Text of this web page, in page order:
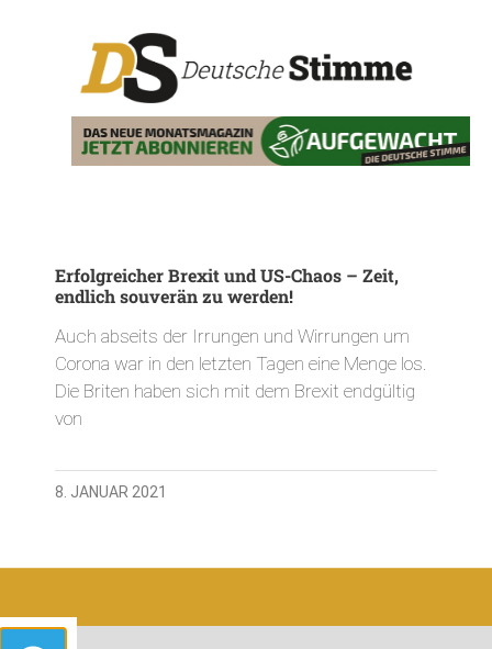
Erfolgreicher Brexit und US-Chaos – Zeit,
endlich souverän zu werden!
Auch abseits der Irrungen und Wirrungen um
Corona war in den letzten Tagen eine Menge los.
Die Briten haben sich mit dem Brexit endgültig
von
8. JANUAR 2021